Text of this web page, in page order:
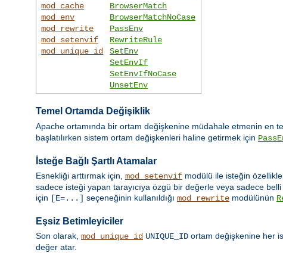
mod_cache
mod_env
mod_rewrite
mod_setenvif
mod_unique_id
BrowserMatch
BrowserMatchNoCase
PassEnv
RewriteRule
SetEnv
SetEnvIf
SetEnvIfNoCase
UnsetEnv
Temel Ortamda Değişiklik
Apache ortamında bir ortam değişkenine müdahale etmenin en
başlatılırken sistem ortam değişkenleri haline getirmek için
İsteğe Bağlı Şartlı Atamalar
Esnekliği arttırmak için, mod_setenvif modülü ile isteğin
sadece isteği yapan tarayıcıya özgü bir değerle veya sadece
için [E=...] seçeneğinin kullanıldığı mod_rewrite modülünün
Eşsiz Betimleyiciler
Son olarak, mod_unique_id UNIQUE_ID ortam değişkenine her
değer atar.